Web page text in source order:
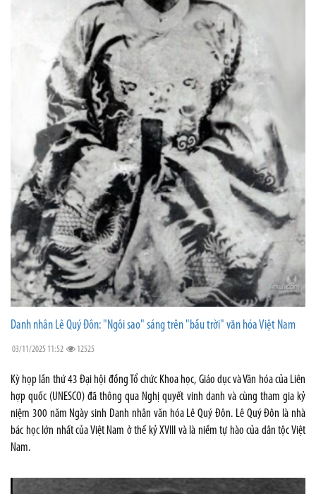
Danh nhân Lê Quý Đôn: "Ngôi sao" sáng trên "bầu trời" văn hóa Việt Nam
03/11/2025 11:52 12525
Kỳ họp lần thứ 43 Đại hội đồng Tổ chức Khoa học, Giáo dục và Văn hóa của Liên
hợp quốc (UNESCO) đã thông qua Nghị quyết vinh danh và cùng tham gia kỷ
niệm 300 năm Ngày sinh Danh nhân văn hóa Lê Quý Đôn. Lê Quý Đôn là nhà
bác học lớn nhất của Việt Nam ở thế kỷ XVIII và là niềm tự hào của dân tộc Việt
Nam.